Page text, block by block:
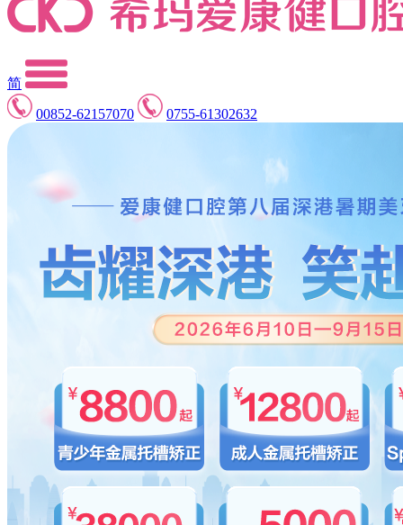
简
00852-62157070
0755-61302632